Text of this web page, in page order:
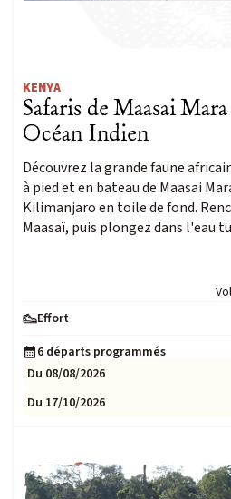
Photo
Photo
Photo
Au fil
Ski &
KENYA
Safaris de Maasai
Océan Indien
Découvrez la grande faune
à pied et en bateau de Maasai
Kilimanjaro en toile de fond.
Maasaï, puis plongez dans l'eau
Effort
Niveau : 1
6 départs programmés
Du 08/08/2026
Du 17/10/2026